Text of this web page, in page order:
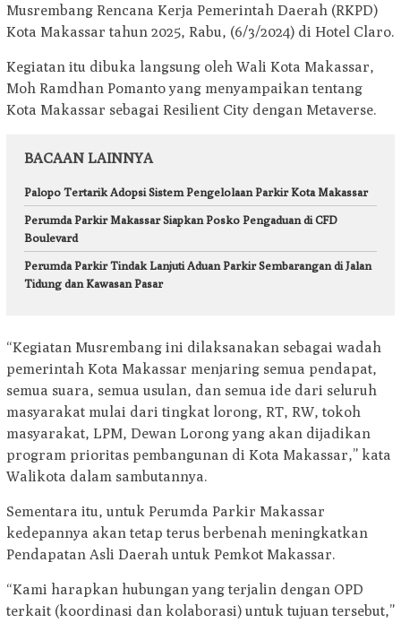
Musrembang Rencana Kerja Pemerintah Daerah (RKPD)
Kota Makassar tahun 2025, Rabu, (6/3/2024) di Hotel Claro.
Kegiatan itu dibuka langsung oleh Wali Kota Makassar,
Moh Ramdhan Pomanto yang menyampaikan tentang
Kota Makassar sebagai Resilient City dengan Metaverse.
BACAAN LAINNYA
Palopo Tertarik Adopsi Sistem Pengelolaan Parkir Kota Makassar
Perumda Parkir Makassar Siapkan Posko Pengaduan di CFD
Boulevard
Perumda Parkir Tindak Lanjuti Aduan Parkir Sembarangan di Jalan
Tidung dan Kawasan Pasar
“Kegiatan Musrembang ini dilaksanakan sebagai wadah
pemerintah Kota Makassar menjaring semua pendapat,
semua suara, semua usulan, dan semua ide dari seluruh
masyarakat mulai dari tingkat lorong, RT, RW, tokoh
masyarakat, LPM, Dewan Lorong yang akan dijadikan
program prioritas pembangunan di Kota Makassar,” kata
Walikota dalam sambutannya.
Sementara itu, untuk Perumda Parkir Makassar
kedepannya akan tetap terus berbenah meningkatkan
Pendapatan Asli Daerah untuk Pemkot Makassar.
“Kami harapkan hubungan yang terjalin dengan OPD
terkait (koordinasi dan kolaborasi) untuk tujuan tersebut,”